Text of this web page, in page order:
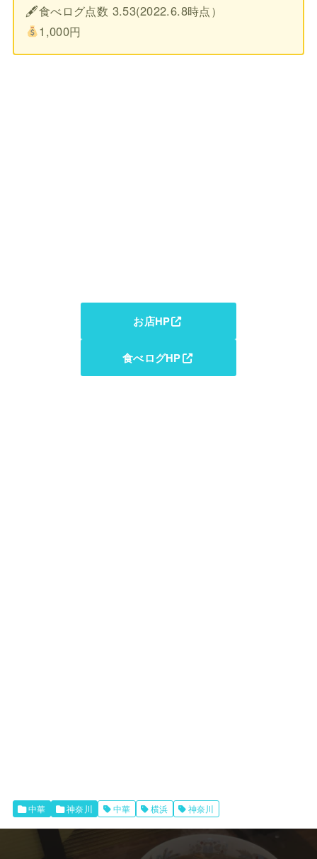
🖋食べログ点数 3.53(2022.6.8時点）
1,000円
お店HP
食べログHP
中華 神奈川 中華 横浜 神奈川